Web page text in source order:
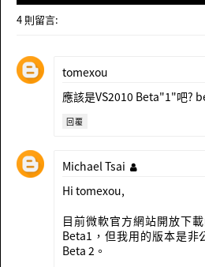
4 則留言:
tomexou
應該是VS2010 Beta"1"吧?
回覆
Michael Tsai
Hi tomexou,
目前微軟官方網站開放下
Beta1，但我用的版本是非
Beta 2。